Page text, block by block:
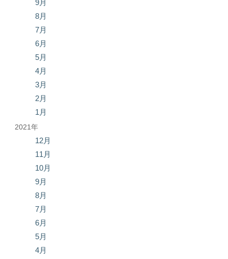
9月
8月
7月
6月
5月
4月
3月
2月
1月
2021年
12月
11月
10月
9月
8月
7月
6月
5月
4月